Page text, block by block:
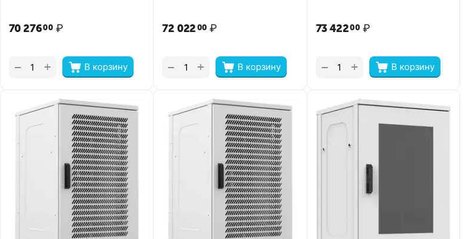
70 27600 ₽
В корзину
+
−
72 02200 ₽
В корзину
+
−
73 42200 ₽
В корзину
+
−